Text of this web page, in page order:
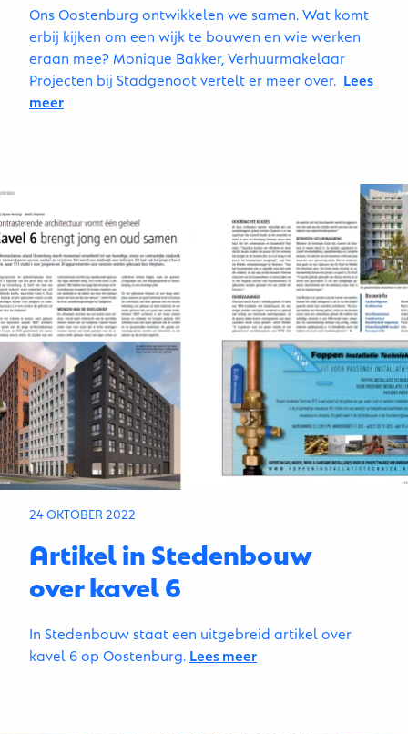
Ons Oostenburg ontwikkelen we samen. Wat komt
erbij kijken om een wijk te bouwen en wie werken
eraan mee? Monique Bakker, Verhuurmakelaar
Projecten bij Stadgenoot vertelt er meer over. Lees
meer
24 OKTOBER 2022
Artikel in Stedenbouw
over kavel 6
In Stedenbouw staat een uitgebreid artikel over
kavel 6 op Oostenburg. Lees meer